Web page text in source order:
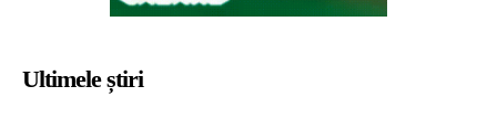
Ultimele știri